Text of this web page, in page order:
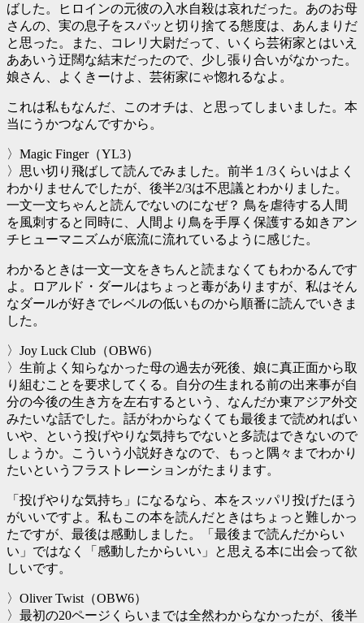
ばした。ヒロインの元彼の入水自殺は哀れだった。あのお母
さんの、実の息子をスパッと切り捨てる態度は、あんまりだ
と思った。また、コレリ大尉だって、いくら芸術家とはいえ
ああいう迂闊な結末だったので、少し張り合いがなかった。
娘さん、よくきーけよ、芸術家にゃ惚れるなよ。
これは私もなんだ、このオチは、と思ってしまいました。本
当にうかつなんですから。
〉Magic Finger（YL3）
〉思い切り飛ばして読んでみました。前半１/3くらいはよく
わかりませんでしたが、後半2/3は不思議とわかりました。
一文一文ちゃんと読んでないのになぜ？ 鳥を虐待する人間
を風刺すると同時に、人間より鳥を手厚く保護する如きアン
チヒューマニズムが底流に流れているように感じた。
わかるときは一文一文をきちんと読まなくてもわかるんです
よ。ロアルド・ダールはちょっと毒がありますが、私はそん
なダールが好きでレベルの低いものから順番に読んでいきま
した。
〉Joy Luck Club（OBW6）
〉生前よく知らなかった母の過去が死後、娘に真正面から取
り組むことを要求してくる。自分の生まれる前の出来事が自
分の今後の生き方を左右するという、なんだか東アジア外交
みたいな話でした。話がわからなくても最後まで読めればい
いや、という投げやりな気持ちでないと多読はできないので
しょうか。こういう小説好きなので、もっと隅々までわかり
たいというフラストレーションがたまります。
「投げやりな気持ち」になるなら、本をスッパリ投げたほう
がいいですよ。私もこの本を読んだときはちょっと難しかっ
たですが、最後は感動しました。「最後まで読んだからい
い」ではなく「感動したからいい」と思える本に出会って欲
しいです。
〉Oliver Twist（OBW6）
〉最初の20ページくらいまでは全然わからなかったが、後半